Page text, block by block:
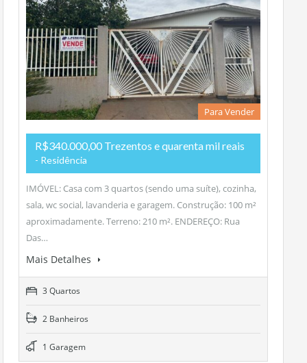
Para Vender
R$340.000,00 Trezentos e quarenta mil reais
- Residência
IMÓVEL: Casa com 3 quartos (sendo uma suíte), cozinha,
sala, wc social, lavanderia e garagem. Construção: 100 m²
aproximadamente. Terreno: 210 m². ENDEREÇO: Rua
Das…
Mais Detalhes
3 Quartos
2 Banheiros
1 Garagem